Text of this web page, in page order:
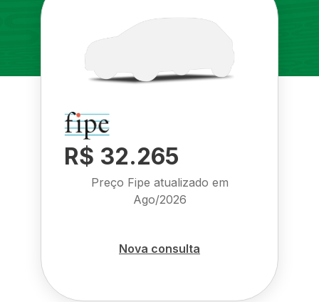
R$ 32.265
Preço Fipe atualizado em
Ago/2026
Nova consulta